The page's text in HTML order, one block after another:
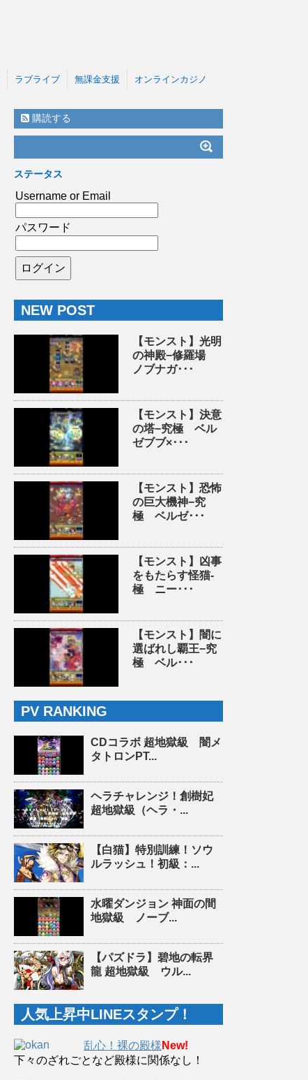
ラブライブ 無課金支援 オンラインカジノ
購読する
ステータス
Username or Email
パスワード
NEW POST
【モンスト】光明
の神殿−修羅場
ノブナガ･･･
【モンスト】決意
の塔−究極 ベル
ゼブブ×･･･
【モンスト】恐怖
の巨大機神−究
極 ベルゼ･･･
【モンスト】凶事
をもたらす怪猫-
極 ニー･･･
【モンスト】闇に
選ばれし覇王−究
極 ベル･･･
PV RANKING
CDコラボ 超地獄級 闇メ
タトロンPT...
ヘラチャレンジ！創樹妃
超地獄級（ヘラ・...
【白猫】特別訓練！ソウ
ルラッシュ！初級：...
水曜ダンジョン 神面の間
地獄級 ノーブ...
【パズドラ】碧地の転界
龍 超地獄級 ウル...
人気上昇中LINEスタンプ！
乱心！裸の殿様 New!
下々のざれごとなど殿様に関係なし！